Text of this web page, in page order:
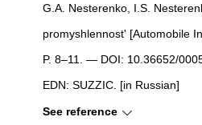
G.A. Nesterenko, I.S.
promyshlennost'
P. 8–11. — DOI: 10.36652/
EDN: SUZZIC. [in Russian]
See reference